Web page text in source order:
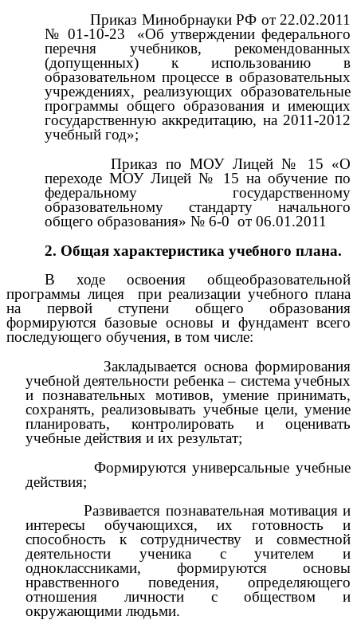
Приказ Минобрнауки РФ от 22.02.2011
№ 01-10-23 «Об утверждении федерального
перечня учебников, рекомендованных
(допущенных) к использованию в
образовательном процессе в образовательных
учреждениях, реализующих образовательные
программы общего образования и имеющих
государственную аккредитацию, на 2011-2012
учебный год»;
Приказ по МОУ Лицей № 15 «О
переходе МОУ Лицей № 15 на обучение по
федеральному государственному
образовательному стандарту начального
общего образования» № 6-0 от 06.01.2011
2. Общая характеристика учебного плана.
В ходе освоения общеобразовательной
программы лицея при реализации учебного плана
на первой ступени общего образования
формируются базовые основы и фундамент всего
последующего обучения, в том числе:
Закладывается основа формирования
учебной деятельности ребенка – система учебных
и познавательных мотивов, умение принимать,
сохранять, реализовывать учебные цели, умение
планировать, контролировать и оценивать
учебные действия и их результат;
Формируются универсальные учебные
действия;
Развивается познавательная мотивация и
интересы обучающихся, их готовность и
способность к сотрудничеству и совместной
деятельности ученика с учителем и
одноклассниками, формируются основы
нравственного поведения, определяющего
отношения личности с обществом и
окружающими людьми.